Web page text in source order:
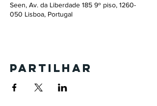
Seen, Av. da Liberdade 185 9º piso, 1260-
050 Lisboa, Portugal
Partilhar